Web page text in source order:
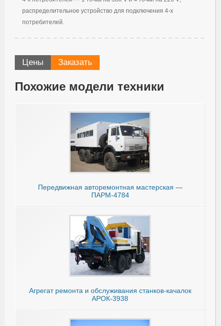
распределительное устройство для подключения 4-х
потребителей.
Цены Заказать
Похожие модели техники
Передвижная авторемонтная мастерская —
ПАРМ-4784
Агрегат ремонта и обслуживания станков-качалок
АРОК-3938